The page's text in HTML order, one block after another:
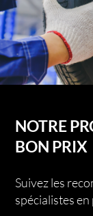
NOTRE
BON PRIX
Suivez les
spécialistes en